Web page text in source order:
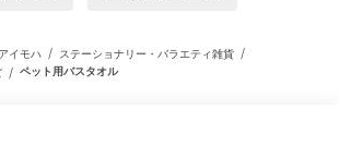
アイモハ / ステーショナリー・バラエティ雑貨 /
/ ペット用バスタオル